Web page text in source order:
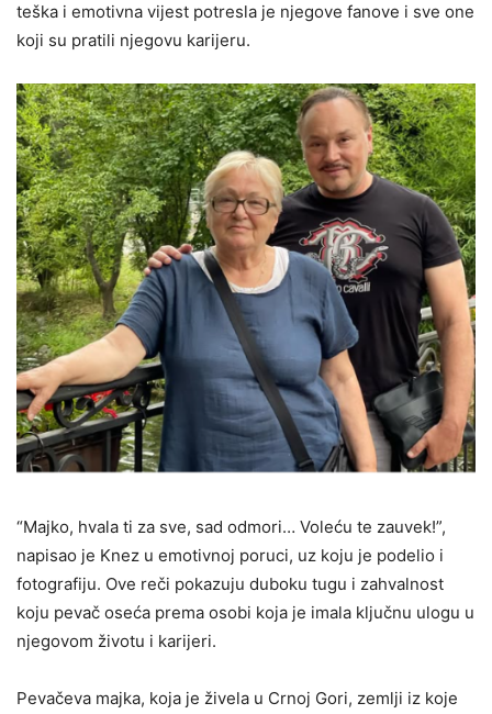
teška i emotivna vijest potresla je njegove fanove i sve one
koji su pratili njegovu karijeru.
“Majko, hvala ti za sve, sad odmori… Voleću te zauvek!”,
napisao je Knez u emotivnoj poruci, uz koju je podelio i
fotografiju. Ove reči pokazuju duboku tugu i zahvalnost
koju pevač oseća prema osobi koja je imala ključnu ulogu u
njegovom životu i karijeri.
Pevačeva majka, koja je živela u Crnoj Gori, zemlji iz koje